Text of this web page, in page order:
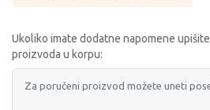
Ukoliko imate dodatne napomene
proizvoda u korpu: